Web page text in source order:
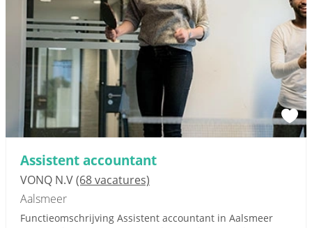
Assistent accountant
VONQ N.V(68 vacatures)
Aalsmeer
Functieomschrijving Assistent accountant in Aalsmeer